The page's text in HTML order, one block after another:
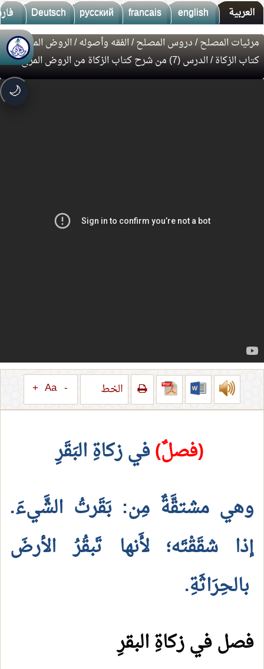
العربية english
francais
русский
Deutsch
🌙
🚀جديد الموقع!
تعرف على أحدث المميزات
سرعة فائقة
مرئيات المصلح/دروس المصلح/الفقه وأصوله/الروض المربع/
كتاب الزكاة/ الدرس (7) من شرح كتاب الزكاة من الروض المربع
الخط -
Aa
+
(فصلٌ)في زكاةِ البَقَرِ
وهي مشتقَّةٌ مِن: بَقَرتُ الشَّيءَ.
إذا شقَقْتَه؛ لأَنها تَبقُرُ الأرضَ
بالحِرَاثَةِ.
فصل في زكاةِ البقرِ